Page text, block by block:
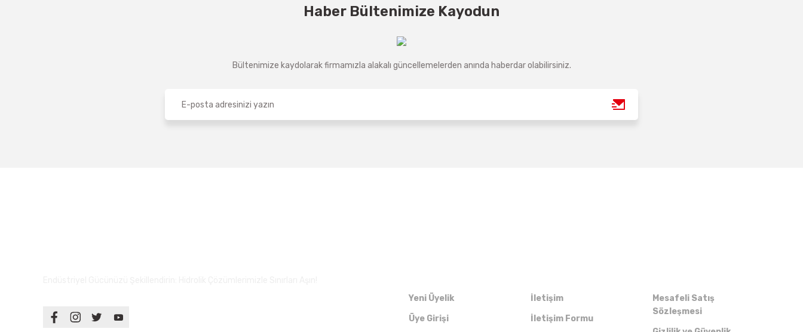
Haber Bültenimize Kayodun
Bültenimize kaydolarak firmamızla alakalı güncellemelerden anında haberdar olabilirsiniz.
Yeni Üyelik
Üye Girişi
İletişim
İletişim Formu
Mesafeli Satış
Sözleşmesi